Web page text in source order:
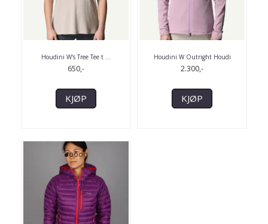
Houdini W's Tree Tee t ...
650,-
KJØP
Houdini W Outright Houdi
2.300,-
KJØP